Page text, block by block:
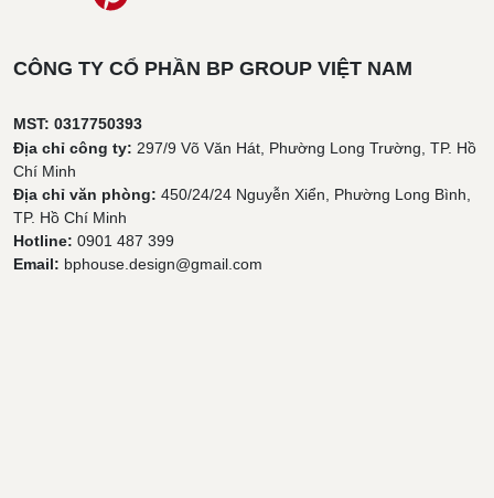
CÔNG TY CỔ PHẦN BP GROUP VIỆT NAM
MST: 0317750393
Địa chỉ công ty: 297/9 Võ Văn Hát, Phường Long Trường, TP. Hồ
Chí Minh
Địa chỉ văn phòng: 450/24/24 Nguyễn Xiển, Phường Long Bình,
TP. Hồ Chí Minh
Hotline: 0901 487 399
Email: bphouse.design@gmail.com